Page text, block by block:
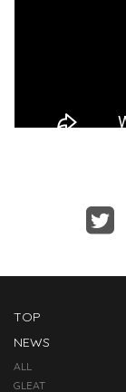
TOP
NEWS
ALL
GLEAT